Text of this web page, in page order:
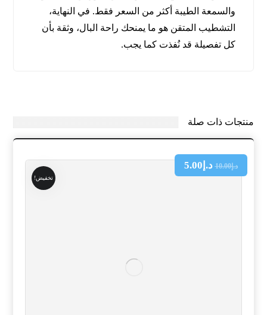
والسمعة الطيبة أكثر من السعر فقط. في النهاية،
التشطيب المتقن هو ما يمنحك راحة البال، وثقة بأن
كل تفصيلة قد نُفذت كما يجب.
منتجات ذات صلة
تخفيض!
د.إ10.00 د.إ 5.00